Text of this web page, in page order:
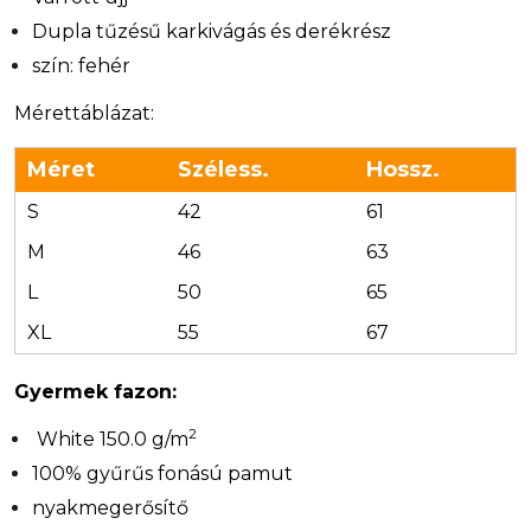
Dupla tűzésű karkivágás és derékrész
szín: fehér
Mérettáblázat:
Méret Széless. Hossz.
S 42
61
M
46
63
L
50
65
XL
55 67
Gyermek fazon:
White 150.0 g/m2
100% gyűrűs fonású pamut
nyakmegerősítő